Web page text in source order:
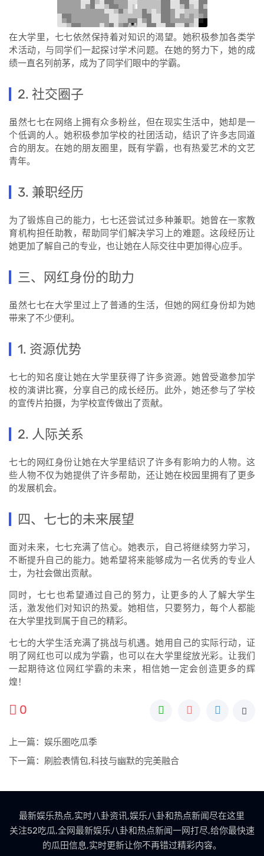
在大学里，七七依然保持着对知识的渴望。她积极参加各类学
术活动，与同学们一起探讨学术问题。在她的努力下，她的成
绩一直名列前茅，成为了同学们眼中的学霸。
2. 社交圈子
虽然七七在网络上拥有众多粉丝，但在现实生活中，她却是一
个低调的人。她积极参加学校的社团活动，结识了许多志同道
合的朋友。在她的朋友圈里，既有学霸，也有热爱艺术的文艺
青年。
3. 兼职经历
为了锻炼自己的能力，七七还尝试过多种兼职。她曾在一家教
育机构担任助教，帮助同学们解决学习上的难题。这段经历让
她更加了解自己的专业，也让她在人际交往中更加得心应手。
三、网红身份的助力
虽然七七在大学里过上了普通的生活，但她的网红身份却为她
带来了不少便利。
1. 资源优势
七七的知名度让她在大学里获得了许多资源。她曾受邀参加学
校的演讲比赛，分享自己的成长经历。此外，她还参与了学校
的宣传片拍摄，为学校宣传做出了贡献。
2. 人际关系
七七的网红身份让她在大学里结识了许多有影响力的人物。这
些人物不仅为她提供了许多帮助，还让她在校园里拥有了更多
的发展机会。
四、七七的未来展望
面对未来，七七充满了信心。她表示，自己将继续努力学习，
不断提升自己的能力。她希望将来能够成为一名优秀的专业人
士，为社会做出贡献。
同时，七七也希望通过自己的努力，让更多的人了解大学生
活，激发他们对知识的热爱。她相信，只要努力，每个人都能
在大学里找到属于自己的精彩。
七七的大学生活充满了挑战与机遇。她用自己的实际行动，证
明了网红也可以成为学霸，也可以在大学里绽放光彩。让我们
一起期待这位网红学霸的未来，相信她一定会创造更多的辉
煌！
0
上一篇： 娱乐圈吃瓜季
下一篇： 刷脸表情包,科技与幽默的完美融合
最新娱乐热点,实时八卦资讯,娱乐八卦和热点新闻尽在这里
关注52吃瓜,全网最新娱乐八卦和热点新闻一网打尽,给你最快速
的瓜田信息,实时更新让你不再错过精彩内容。